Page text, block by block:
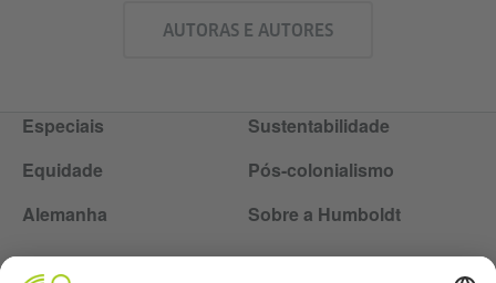
AUTORAS E AUTORES
Especiais
Sustentabilidade
Equidade
Pós-colonialismo
Alemanha
Sobre a Humboldt